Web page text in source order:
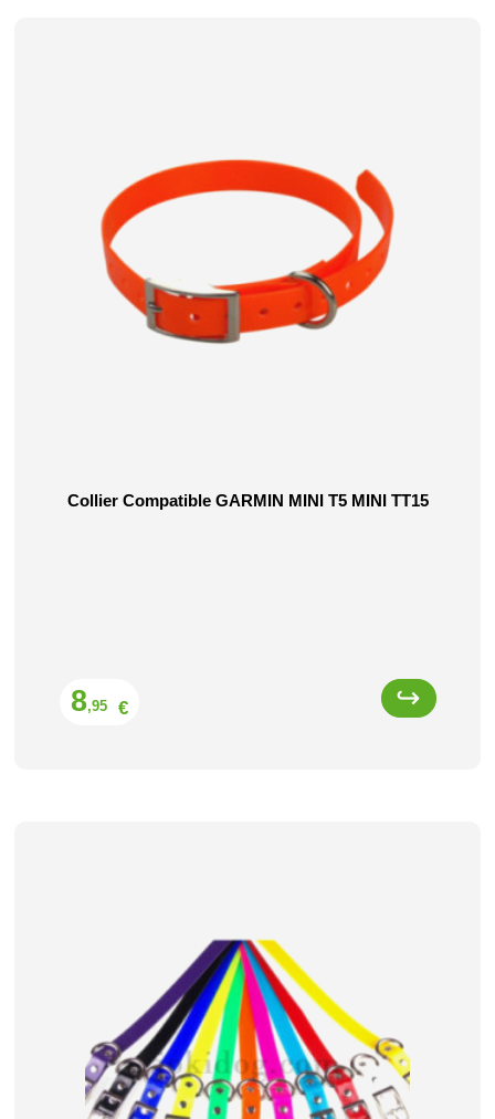
Collier Compatible GARMIN MINI T5 MINI TT15
8,95 €